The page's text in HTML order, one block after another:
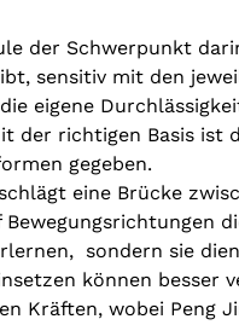
der Schwerpunkt
sensitiv mit den
eigene
der richtigen Basis ist
gegeben.​
eine Brücke
sondern sie
können besser
Kräften, wobei Peng